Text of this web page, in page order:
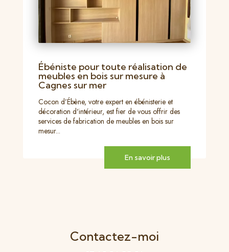
Ébéniste pour toute réalisation de
meubles en bois sur mesure à
Cagnes sur mer
Cocon d’Ébène, votre expert en ébénisterie et
décoration d'intérieur, est fier de vous offrir des
services de fabrication de meubles en bois sur
mesur...
En savoir plus
Contactez-moi